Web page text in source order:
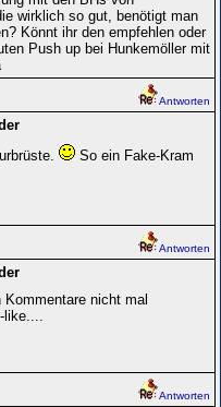
wirklich so gut, benötigt man
Könnt ihr den empfehlen oder
Push up bei Hunkemöller mit
Antworten
So ein Fake-Kram
Antworten
nicht mal
Antworten